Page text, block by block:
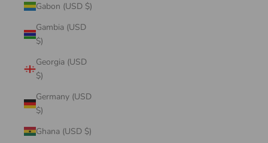
Gabon (USD $)
Gambia (USD
$)
Georgia (USD
$)
Germany (USD
$)
Ghana (USD $)